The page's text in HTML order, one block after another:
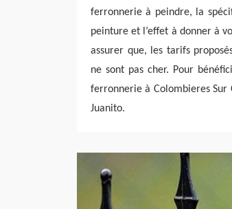
ferronnerie à peindre, la
peinture et l’effet à donner à
assurer que, les tarifs
ne sont pas cher. Pour
ferronnerie à Colombieres Sur
Juanito.